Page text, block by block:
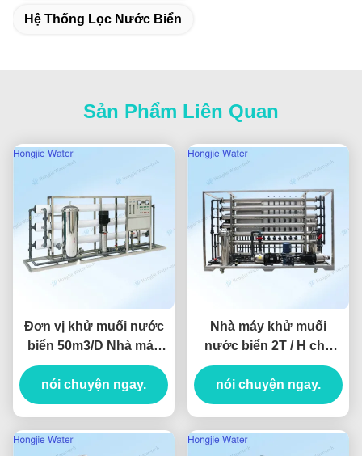
Hệ Thống Lọc Nước Biển
Sản Phẩm Liên Quan
Đơn vị khử muối nước
biển 50m3/D Nhà máy
lọc nước biển cho các
nền tảng khoan ngoài
khơi
nói chuyện ngay.
Nhà máy khử muối
nước biển 2T / H cho
nhà hàng đảo
nói chuyện ngay.